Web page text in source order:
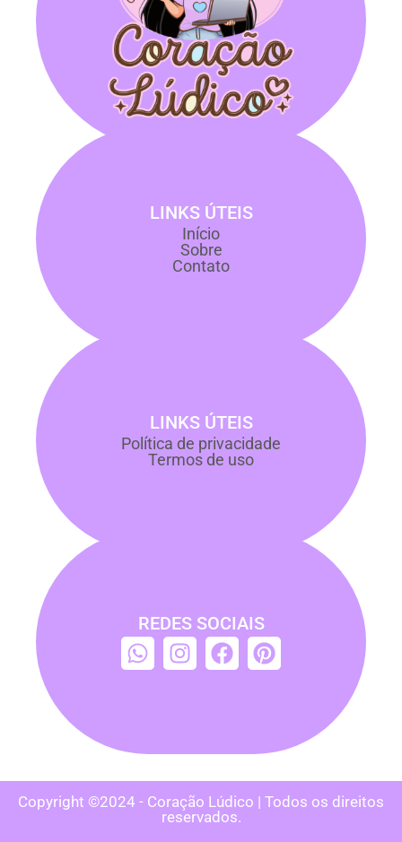
LINKS ÚTEIS
Início
Sobre
Contato
LINKS ÚTEIS
Política de privacidade
Termos de uso
REDES SOCIAIS
Copyright ©2024 - Coração Lúdico | Todos os direitos
reservados.